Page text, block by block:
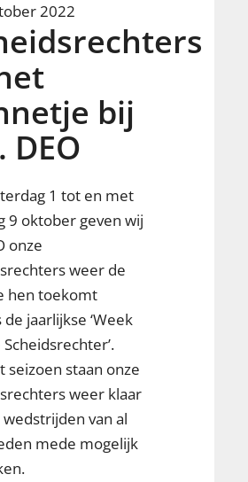
2022
bij
DEO
1 tot en met
9 oktober geven wij
onze
weer de
hen toekomt
jaarlijkse ‘Week
seizoen staan onze
weer klaar
van al
mede mogelijk